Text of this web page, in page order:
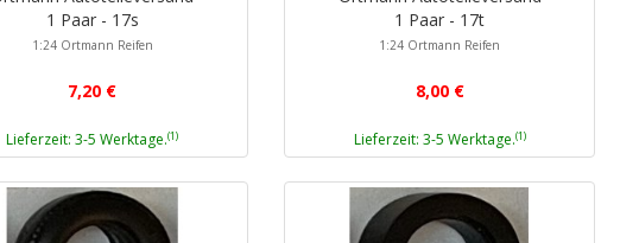
1 Paar - 17s
1:24 Ortmann Reifen
7,20 €
Lieferzeit: 3-5 Werktage.(1)
1 Paar - 17t
1:24 Ortmann Reifen
8,00 €
Lieferzeit: 3-5 Werktage.(1)